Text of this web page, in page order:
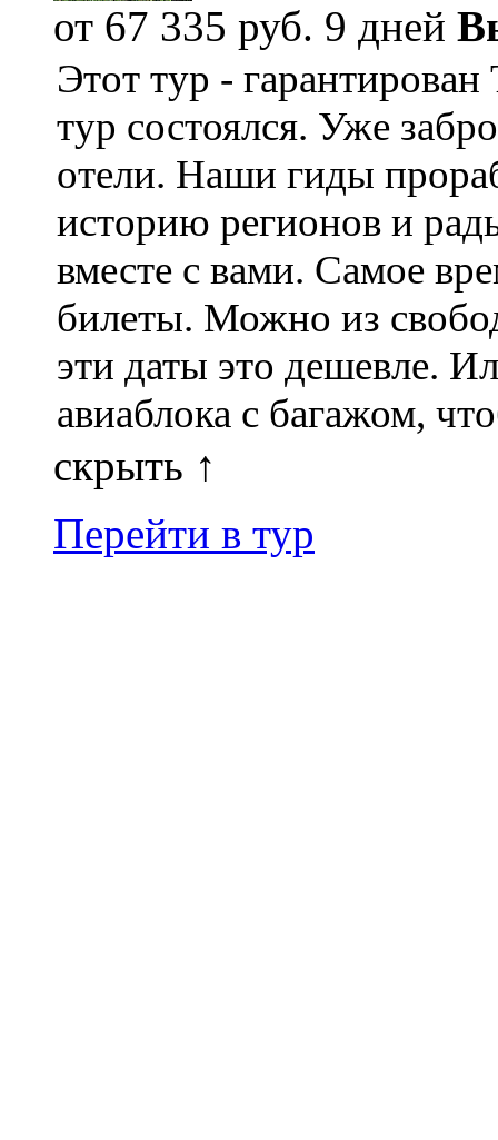
от 67 335 руб. 9 дней
Этот тур -
тур состоялся. Уже
отели. Наши гиды
историю регионов и
вместе с вами. Самое
билеты. Можно из
эти даты это дешевле.
авиаблока с багажом,
скрыть ↑
Перейти в тур